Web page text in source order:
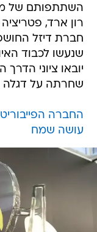
השתתפותם של
רון ארד,
חברת דיזל
שנעשו לכבוד
יובאו ציוני
שחרתה על דגלה
החברה
עושה שמח